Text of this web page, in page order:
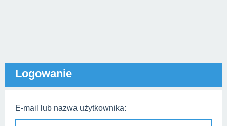
Logowanie
E-mail lub nazwa użytkownika: